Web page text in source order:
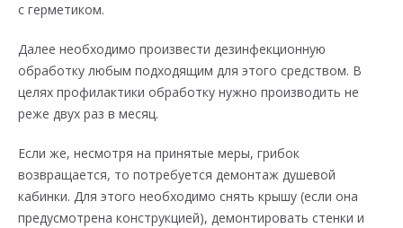
с герметиком.
Далее необходимо произвести дезинфекционную
обработку любым подходящим для этого средством. В
целях профилактики обработку нужно производить не
реже двух раз в месяц.
Если же, несмотря на принятые меры, грибок
возвращается, то потребуется демонтаж душевой
кабинки. Для этого необходимо снять крышу (если она
предусмотрена конструкцией), демонтировать стенки и